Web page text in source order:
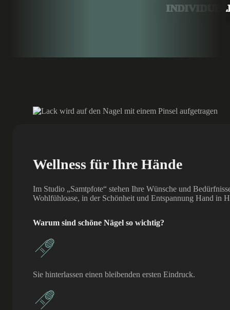
Wellness für Ihre Hände
Im Studio „Samtpfote“ stehen Ihre Wünsche und
Wohlfühloase, in der Schönheit und Entspannung Hand in
Warum sind schöne Nägel so wichtig?
Sie hinterlassen einen bleibenden ersten Eindruck.